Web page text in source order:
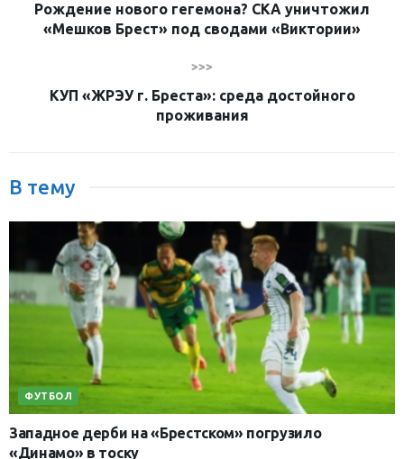
Рождение нового гегемона? СКА уничтожил
«Мешков Брест» под сводами «Виктории»
>>>
КУП «ЖРЭУ г. Бреста»: среда достойного
проживания
В тему
ФУТБОЛ
Западное дерби на «Брестском» погрузило
«Динамо» в тоску